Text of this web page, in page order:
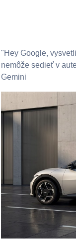
"Hey Google,
nemôže sedieť v
Gemini